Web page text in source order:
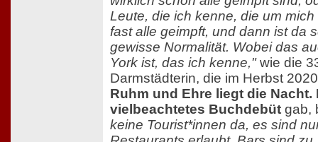
Leute, die ich kenne, die um
fast alle geimpft, und dann ist da
gewisse Normalität. Wobei das
York ist, das ich kenne,"wie die
Darmstädterin, die im Herbst
Ruhm und Ehre liegt die
vielbeachtetes Buchdebüt gab,
keine Tourist*innen da, es sind